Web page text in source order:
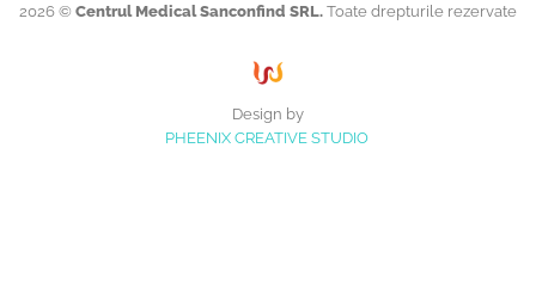
2026 © Centrul Medical Sanconfind SRL. Toate drepturile rezervate
Design by
PHEENIX CREATIVE STUDIO